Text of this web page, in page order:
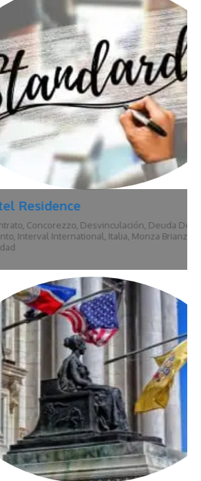
,Desvinculación,Deuda De
International,Italia,Monza Brianza,